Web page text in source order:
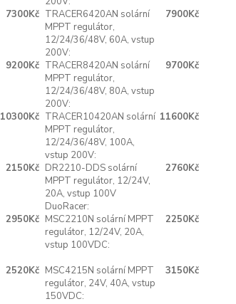
7300Kč TRACER6420AN solární
MPPT regulátor,
12/24/36/48V, 60A, vstup
200V:
7900Kč
9200Kč TRACER8420AN solární
MPPT regulátor,
12/24/36/48V, 80A, vstup
200V:
9700Kč
10300Kč TRACER10420AN solární
MPPT regulátor,
12/24/36/48V, 100A,
vstup 200V:
11600Kč
2150Kč DR2210-DDS solární
MPPT regulátor, 12/24V,
20A, vstup 100V
DuoRacer:
2760Kč
2950Kč MSC2210N solární MPPT
regulátor, 12/24V, 20A,
vstup 100VDC:
2250Kč
2520Kč MSC4215N solární MPPT
regulátor, 24V, 40A, vstup
150VDC:
3150Kč